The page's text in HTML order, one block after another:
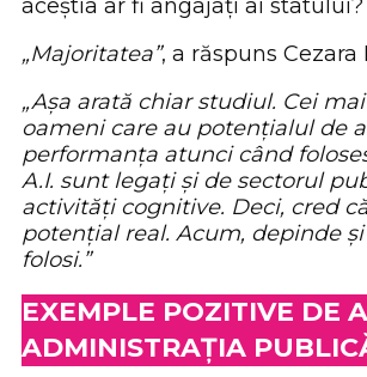
aceștia ar fi angajați ai statului?
„Majoritatea”, a răspuns Cezara
„Așa arată chiar studiul. Cei
oameni care au potențialul de
performanța atunci când
A.I. sunt legați și de sectorul
activități cognitive. Deci, cred
potențial real. Acum, depinde
folosi.”
EXEMPLE POZITIVE DE
ADMINISTRAȚIA